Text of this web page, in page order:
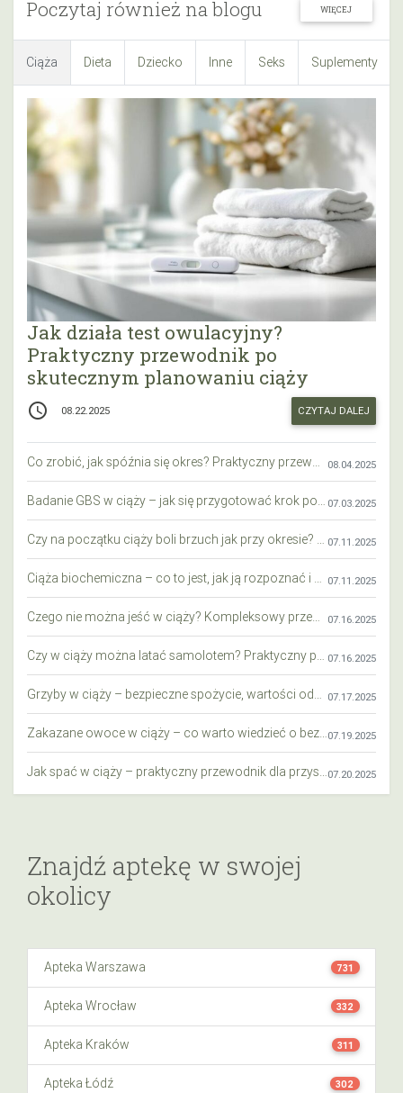
Poczytaj również na blogu WIĘCEJ
Ciąża Dieta Dziecko Inne Seks Suplementy
Jak działa test owulacyjny?
Praktyczny przewodnik po
skutecznym planowaniu ciąży
access_time 08.22.2025 CZYTAJ DALEJ
08.04.2025
07.03.2025
07.11.2025
07.11.2025
07.16.2025
07.16.2025
07.17.2025
07.19.2025
07.20.2025
Znajdź aptekę w swojej
okolicy
Apteka Warszawa 731
Apteka Wrocław 332
Apteka Kraków 311
Apteka Łódź 302